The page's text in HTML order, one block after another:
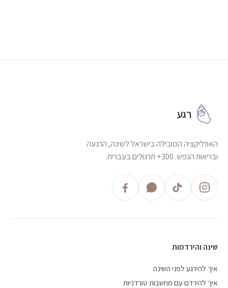
רגע
האפליקציה המובילה בישראל לשינה, הרגעה
ובריאות הנפש. 300+ תרגולים בעברית.
שינה והירדמות
איך להירגע לפני השינה
איך להירדם עם מחשבות טורדניות